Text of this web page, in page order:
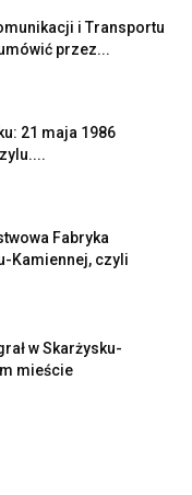
i Transportu
przez...
21 maja 1986
Fabryka
Kamiennej, czyli
w Skarżysku-
mieście